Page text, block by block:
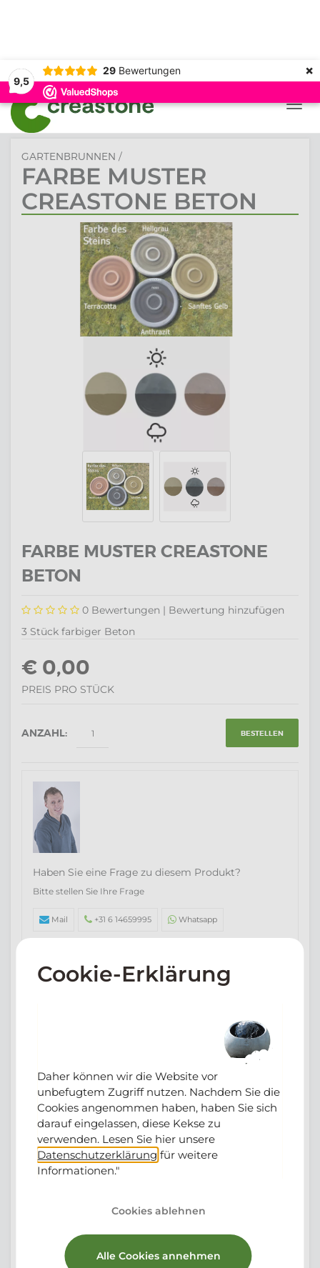
9,5
29 Bewertungen ×
GARTENBRUNNEN /
FARBE MUSTER
CREASTONE BETON
FARBE MUSTER CREASTONE
BETON
0 Bewertungen | Bewertung hinzufügen
3 Stück farbiger Beton
€ 0,00
PREIS PRO STÜCK
ANZAHL: BESTELLEN
Haben Sie eine Frage zu diesem Produkt?
Bitte stellen Sie Ihre Frage
Mail +31 6 14659995 Whatsapp
Beschreibung
Bewertungen
Creastone stellt alle Produkte aus hausgemachtem Beton
Wir fügen diesem einen Farbstoff hinzu, damit die Farbe
durch und durch im Produkt ist.
Um die richtige Wahl zu treffen, welche Farbe am besten zu
Ihnen passt, können Sie die drei Farben in einem
Musterpaket erhalten.
Ich biete diesen Service gegen Versandkosten an.
BEWERTUNG HINZUFÜGEN
Cookie-Erklärung
Daher können wir die Website vor
unbefugtem Zugriff nutzen. Nachdem Sie die
Cookies angenommen haben, haben Sie sich
darauf eingelassen, diese Kekse zu
verwenden. Lesen Sie hier unsere
Datenschutzerklärung für weitere
Informationen."
Alle Cookies annehmen
Cookies ablehnen